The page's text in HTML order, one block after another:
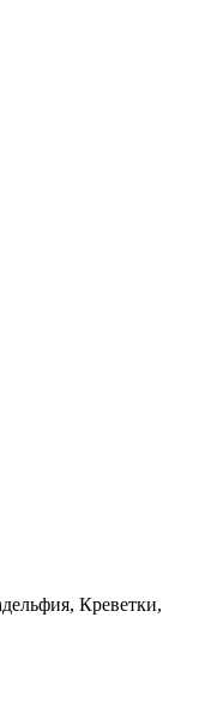
Креветки,